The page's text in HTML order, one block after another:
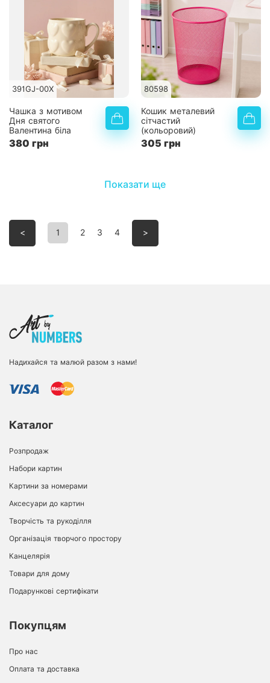
391GJ-00X
Чашка з мотивом
Дня святого
Валентина біла
380 грн
80598
Кошик металевий
сітчастий
(кольоровий)
305 грн
Показати ще
< 1 2 3 4 >
Надихайся та малюй разом з нами!
Каталог
Розпродаж
Набори картин
Картини за номерами
Аксесуари до картин
Творчість та рукоділля
Організація творчого простору
Канцелярія
Товари для дому
Подарункові сертифікати
Покупцям
Про нас
Оплата та доставка